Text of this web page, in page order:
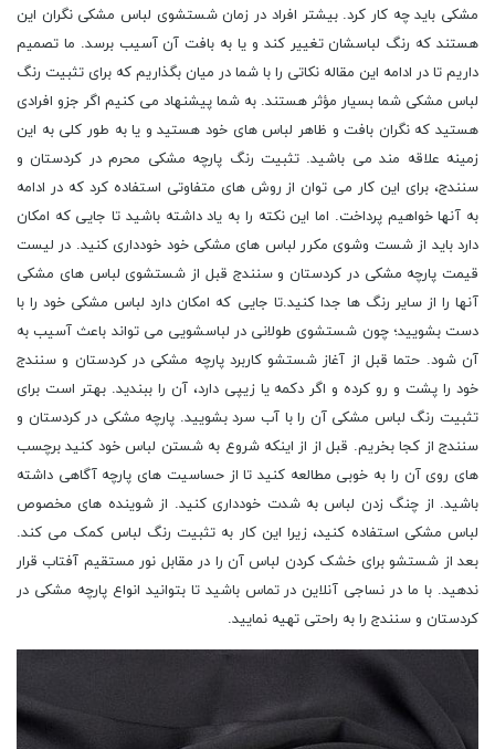
مشکی باید چه کار کرد. بیشتر افراد در زمان شستشوی لباس مشکی نگران این
هستند که رنگ لباسشان تغییر کند و یا به بافت آن آسیب برسد. ما تصمیم
داریم تا در ادامه این مقاله نکاتی را با شما در میان بگذاریم که برای تثبیت رنگ
لباس مشکی شما بسیار مؤثر هستند. به شما پیشنهاد می کنیم اگر جزو افرادی
هستید که نگران بافت و ظاهر لباس های خود هستید و یا به طور کلی به این
زمینه علاقه مند می باشید. تثبیت رنگ پارچه مشکی محرم در کردستان و
سنندج، برای این کار می توان از روش های متفاوتی استفاده کرد که در ادامه
به آنها خواهیم پرداخت. اما این نکته را به یاد داشته باشید تا جایی که امکان
دارد باید از شست وشوی مکرر لباس های مشکی خود خودداری کنید. در لیست
قیمت پارچه مشکی در کردستان و سنندج قبل از شستشوی لباس های مشکی
آنها را از سایر رنگ ها جدا کنید.تا جایی که امکان دارد لباس مشکی خود را با
دست بشویید؛ چون شستشوی طولانی در لباسشویی می تواند باعث آسیب به
آن شود. حتما قبل از آغاز شستشو کاربرد پارچه مشکی در کردستان و سنندج
خود را پشت و رو کرده و اگر دکمه یا زیپی دارد، آن را ببندید. بهتر است برای
تثبیت رنگ لباس مشکی آن را با آب سرد بشویید. پارچه مشکی در کردستان و
سنندج از کجا بخریم. قبل از از اینکه شروع به شستن لباس خود کنید برچسب
های روی آن را به خوبی مطالعه کنید تا از حساسیت های پارچه آگاهی داشته
باشید. از چنگ زدن لباس به شدت خودداری کنید. از شوینده های مخصوص
لباس مشکی استفاده کنید، زیرا این کار به تثبیت رنگ لباس کمک می کند.
بعد از شستشو برای خشک کردن لباس آن را در مقابل نور مستقیم آفتاب قرار
ندهید. با ما در نساجی آنلاین در تماس باشید تا بتوانید انواع پارچه مشکی در
کردستان و سنندج را به راحتی تهیه نمایید.